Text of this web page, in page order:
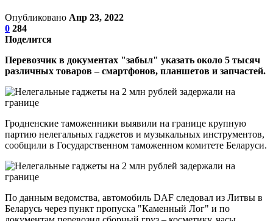
Опубликовано Апр 23, 2022
0 284
Поделится
Перевозчик в документах "забыл" указать около 5 тысяч
различных товаров – смартфонов, планшетов и запчастей.
Гродненские таможенники выявили на границе крупную
партию нелегальных гаджетов и музыкальных инструментов,
сообщили в Государственном таможенном комитете Беларуси.
По данным ведомства, автомобиль DAF следовал из Литвы в
Беларусь через пункт пропуска "Каменный Лог" и по